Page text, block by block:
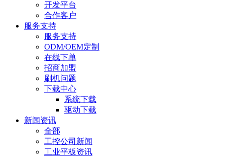
开发平台
合作客户
服务支持
服务支持
ODM/OEM定制
在线下单
招商加盟
刷机问题
下载中心
系统下载
驱动下载
新闻资讯
全部
工控公司新闻
工业平板资讯